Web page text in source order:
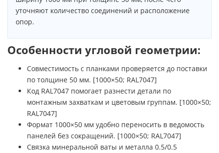
уточняют количество соединений и расположение
опор.
Особенности угловой геометрии:
Совместимость с планками проверяется до поставки
по толщине 50 мм. [1000×50; RAL7047]
Код RAL7047 помогает разнести детали по
монтажным захваткам и цветовым группам. [1000×50;
RAL7047]
Формат 1000×50 мм удобно переносить в ведомость
панелей без сокращений. [1000×50; RAL7047]
Связка минеральной ваты и металла 0.5/0.5